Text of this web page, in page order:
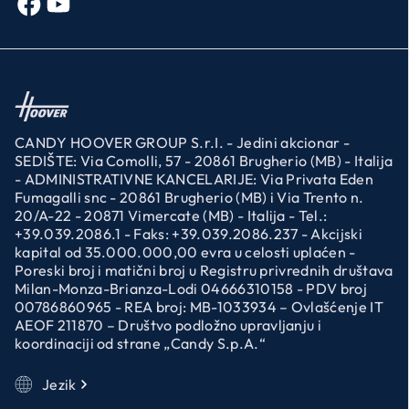
CANDY HOOVER GROUP S.r.I. - Jedini akcionar -
SEDIŠTE: Via Comolli, 57 - 20861 Brugherio (MB) - Italija
- ADMINISTRATIVNE KANCELARIJE: Via Privata Eden
Fumagalli snc - 20861 Brugherio (MB) i Via Trento n.
20/A-22 - 20871 Vimercate (MB) - Italija - Tel.:
+39.039.2086.1 - Faks: +39.039.2086.237 - Akcijski
kapital od 35.000.000,00 evra u celosti uplaćen -
Poreski broj i matični broj u Registru privrednih društava
Milan-Monza-Brianza-Lodi 04666310158 - PDV broj
00786860965 - REA broj: MB-1033934 – Ovlašćenje IT
AEOF 211870 – Društvo podložno upravljanju i
koordinaciji od strane „Candy S.p.A.“
Jezik